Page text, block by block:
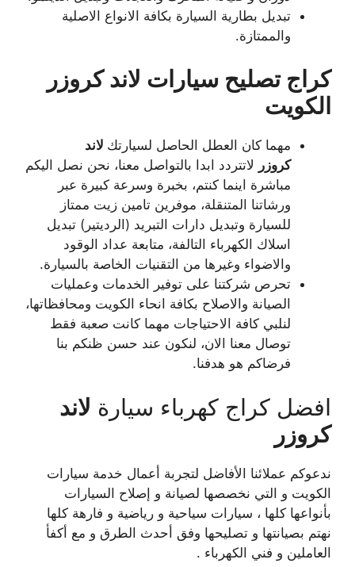
تبديل بطارية السيارة بكافة الانواع الاصلية
والممتازة.
كراج تصليح سيارات لاند كروزر
الكويت
مهما كان العطل الحاصل لسيارتك لاند
كروزر لاتتردد ابدا بالتواصل معنا، نحن نصل اليكم
مباشرة اينما كنتم، بخبرة وسرعة كبيرة عبر
ورشاتنا المتنقلة، موفرين تامين زيت ممتاز
للسيارة وتبديل دارات التبريد (الرديتير) تبديل
اسلاك الكهرباء التالفة، متابعة عداد الوقود
والاضواء وغيرها من التقنيات الخاصة بالسيارة.
تحرص شركتنا على توفير الخدمات وعمليات
الصيانة والاصلاح بكافة انحاء الكويت ومحافظاتها،
لنلبي كافة الاحتياجات مهما كانت صعبة فقط
توصال معنا الان، لنكون عند حسن ظنكم بنا
فرضاكم هو هدفنا.
افضل كراج كهرباء سيارة لاند
كروزر
ندعوكم عملائنا الأفاضل لتجربة أعمال خدمة سيارات
الكويت و التي نخصصها لصيانة و إصلاح السيارات
بأنواعها كلها ، سيارات سياحية و رياضية و فارهة كلها
نهتم بصيانتها و تصليحها وفق أحدث الطرق و مع أكفأ
العاملين و فني الكهرباء .